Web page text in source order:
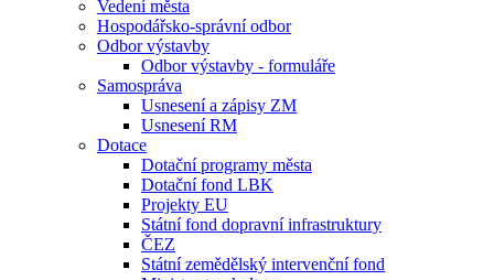
Vedení města
Hospodářsko-správní odbor
Odbor výstavby
Odbor výstavby - formuláře
Samospráva
Usnesení a zápisy ZM
Usnesení RM
Dotace
Dotační programy města
Dotační fond LBK
Projekty EU
Státní fond dopravní infrastruktury
ČEZ
Státní zemědělský intervenční fond